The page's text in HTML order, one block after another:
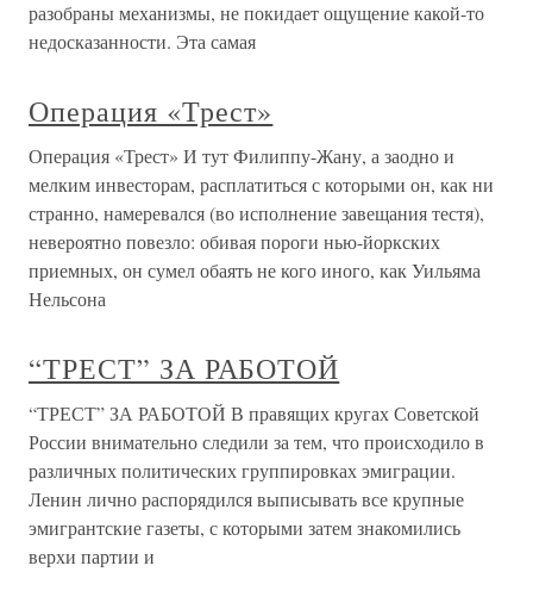
разобраны механизмы, не покидает ощущение какой-то
недосказанности. Эта самая
Операция «Трест»
Операция «Трест» И тут Филиппу-Жану, а заодно и
мелким инвесторам, расплатиться с которыми он, как ни
странно, намеревался (во исполнение завещания тестя),
невероятно повезло: обивая пороги нью-йоркских
приемных, он сумел обаять не кого иного, как Уильяма
Нельсона
“ТРЕСТ” ЗА РАБОТОЙ
“ТРЕСТ” ЗА РАБОТОЙ В правящих кругах Советской
России внимательно следили за тем, что происходило в
различных политических группировках эмиграции.
Ленин лично распорядился выписывать все крупные
эмигрантские газеты, с которыми затем знакомились
верхи партии и